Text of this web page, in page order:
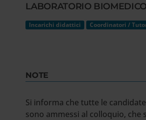
LABORATORIO BIOMEDICO
Incarichi didattici Coordinatori /
NOTE
Si informa che tutte le
sono ammessi al colloquio, che